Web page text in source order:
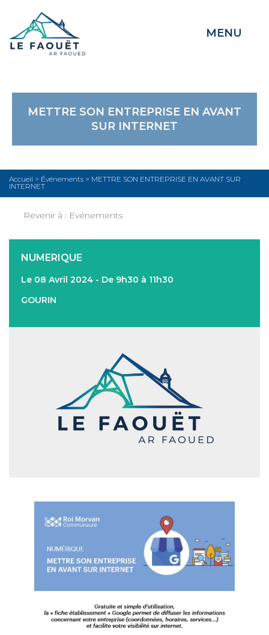
MENU
METTRE SON ENTREPRISE EN AVANT
SUR INTERNET
Accueil > Événements > METTRE SON ENTREPRISE EN AVANT SUR
INTERNET
Revenir à : Evénements
NUMERIQUE
Le 08 Avril 2024 - De 9h30 à 11h30
GOURIN